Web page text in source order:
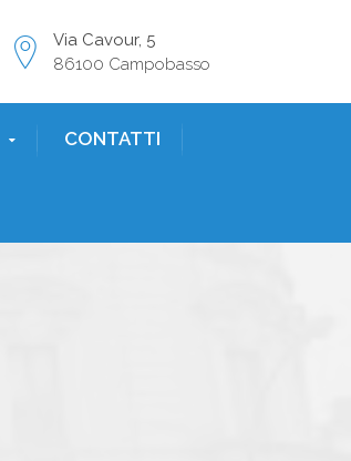
Via Cavour, 5
86100 Campobasso
CONTATTI